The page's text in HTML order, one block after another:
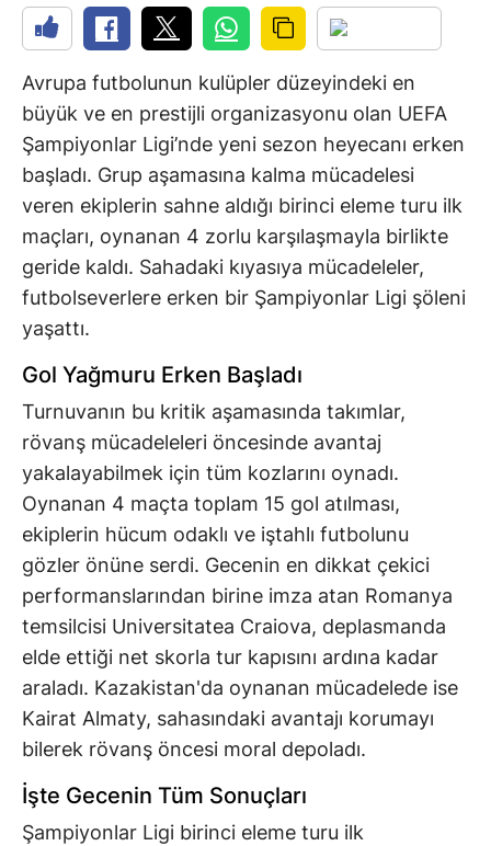
Avrupa futbolunun kulüpler düzeyindeki en
büyük ve en prestijli organizasyonu olan UEFA
Şampiyonlar Ligi’nde yeni sezon heyecanı erken
başladı. Grup aşamasına kalma mücadelesi
veren ekiplerin sahne aldığı birinci eleme turu ilk
maçları, oynanan 4 zorlu karşılaşmayla birlikte
geride kaldı. Sahadaki kıyasıya mücadeleler,
futbolseverlere erken bir Şampiyonlar Ligi şöleni
yaşattı.
Gol Yağmuru Erken Başladı
Turnuvanın bu kritik aşamasında takımlar,
rövanş mücadeleleri öncesinde avantaj
yakalayabilmek için tüm kozlarını oynadı.
Oynanan 4 maçta toplam 15 gol atılması,
ekiplerin hücum odaklı ve iştahlı futbolunu
gözler önüne serdi. Gecenin en dikkat çekici
performanslarından birine imza atan Romanya
temsilcisi Universitatea Craiova, deplasmanda
elde ettiği net skorla tur kapısını ardına kadar
araladı. Kazakistan'da oynanan mücadelede ise
Kairat Almaty, sahasındaki avantajı korumayı
bilerek rövanş öncesi moral depoladı.
İşte Gecenin Tüm Sonuçları
Şampiyonlar Ligi birinci eleme turu ilk